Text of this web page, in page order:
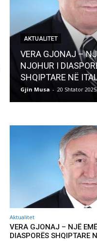
AKTUALITET
VERA GJONAJ –
NJOHUR I
SHQIPTARE NË
Gjin Musa - 20 Shtator 2025
Aktualitet
VERA GJONAJ – NJË
DIASPORËS SHQIPTARE